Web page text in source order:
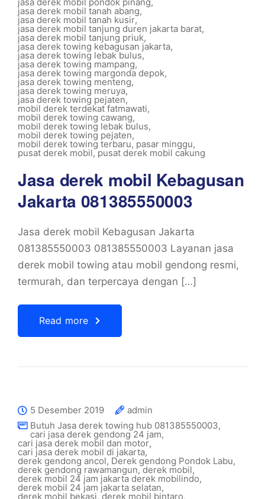
jasa derek mobil tanah abang,
jasa derek mobil tanah kusir,
jasa derek mobil tanjung duren jakarta barat,
jasa derek mobil tanjung priuk,
jasa derek towing kebagusan jakarta,
jasa derek towing lebak bulus,
jasa derek towing mampang,
jasa derek towing margonda depok,
jasa derek towing menteng,
jasa derek towing meruya,
jasa derek towing pejaten,
mobil derek terdekat fatmawati,
mobil derek towing cawang,
mobil derek towing lebak bulus,
mobil derek towing pejaten,
mobil derek towing terbaru, pasar minggu,
pusat derek mobil,pusat derek mobil cakung
Jasa derek mobil Kebagusan
Jakarta 081385550003
Jasa derek mobil Kebagusan Jakarta
081385550003 081385550003 Layanan jasa
derek mobil towing atau mobil gendong resmi,
termurah, dan terpercaya dengan […]
Read more
5 Desember 2019
admin
Butuh Jasa derek towing hub 081385550003,
cari jasa derek gendong 24 jam,
cari jasa derek mobil dan motor,
cari jasa derek mobil di jakarta,
derek gendong ancol, Derek gendong Pondok Labu,
derek gendong rawamangun,derek mobil,
derek mobil 24 jam jakarta derek mobilindo,
derek mobil 24 jam jakarta selatan,
derek mobil bekasi,derek mobil bintaro,